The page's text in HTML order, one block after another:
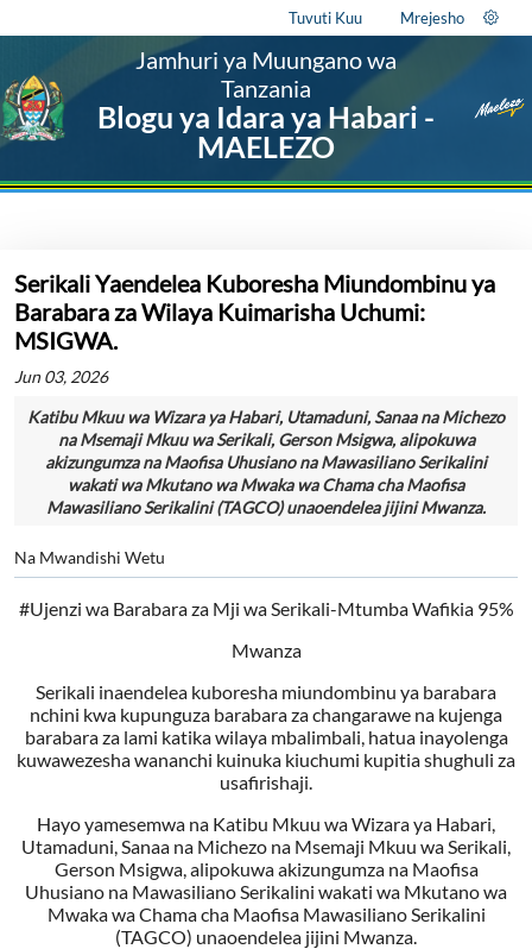
Tuvuti Kuu Mrejesho
Jamhuri ya Muungano wa
Tanzania
Blogu ya Idara ya Habari -
MAELEZO
Serikali Yaendelea Kuboresha Miundombinu ya
Barabara za Wilaya Kuimarisha Uchumi:
MSIGWA.
Jun 03, 2026
Katibu Mkuu wa Wizara ya Habari, Utamaduni, Sanaa na Michezo
na Msemaji Mkuu wa Serikali, Gerson Msigwa, alipokuwa
akizungumza na Maofisa Uhusiano na Mawasiliano Serikalini
wakati wa Mkutano wa Mwaka wa Chama cha Maofisa
Mawasiliano Serikalini (TAGCO) unaoendelea jijini Mwanza.
Na Mwandishi Wetu
#Ujenzi wa Barabara za Mji wa Serikali-Mtumba Wafikia 95%
Mwanza
Serikali inaendelea kuboresha miundombinu ya barabara
nchini kwa kupunguza barabara za changarawe na kujenga
barabara za lami katika wilaya mbalimbali, hatua inayolenga
kuwawezesha wananchi kuinuka kiuchumi kupitia shughuli za
usafirishaji.
Hayo yamesemwa na Katibu Mkuu wa Wizara ya Habari,
Utamaduni, Sanaa na Michezo na Msemaji Mkuu wa Serikali,
Gerson Msigwa, alipokuwa akizungumza na Maofisa
Uhusiano na Mawasiliano Serikalini wakati wa Mkutano wa
Mwaka wa Chama cha Maofisa Mawasiliano Serikalini
(TAGCO) unaoendelea jijini Mwanza.